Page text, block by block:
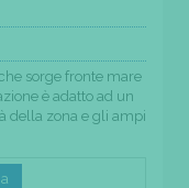
sorge fronte mare
è adatto ad un
della zona e gli ampi